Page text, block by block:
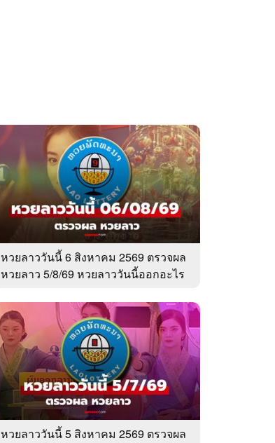
หวยลาววันนี้ 6 สิงหาคม 2569 ตรวจผล
หวยลาว 5/8/69 หวยลาววันนี้ออกอะไร
หวยลาววันนี้ 5 สิงหาคม 2569 ตรวจผล